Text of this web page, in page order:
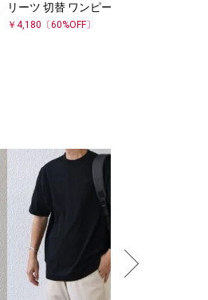
リーツ 切替 ワンピース
￥ 4,180 〔60%OFF〕